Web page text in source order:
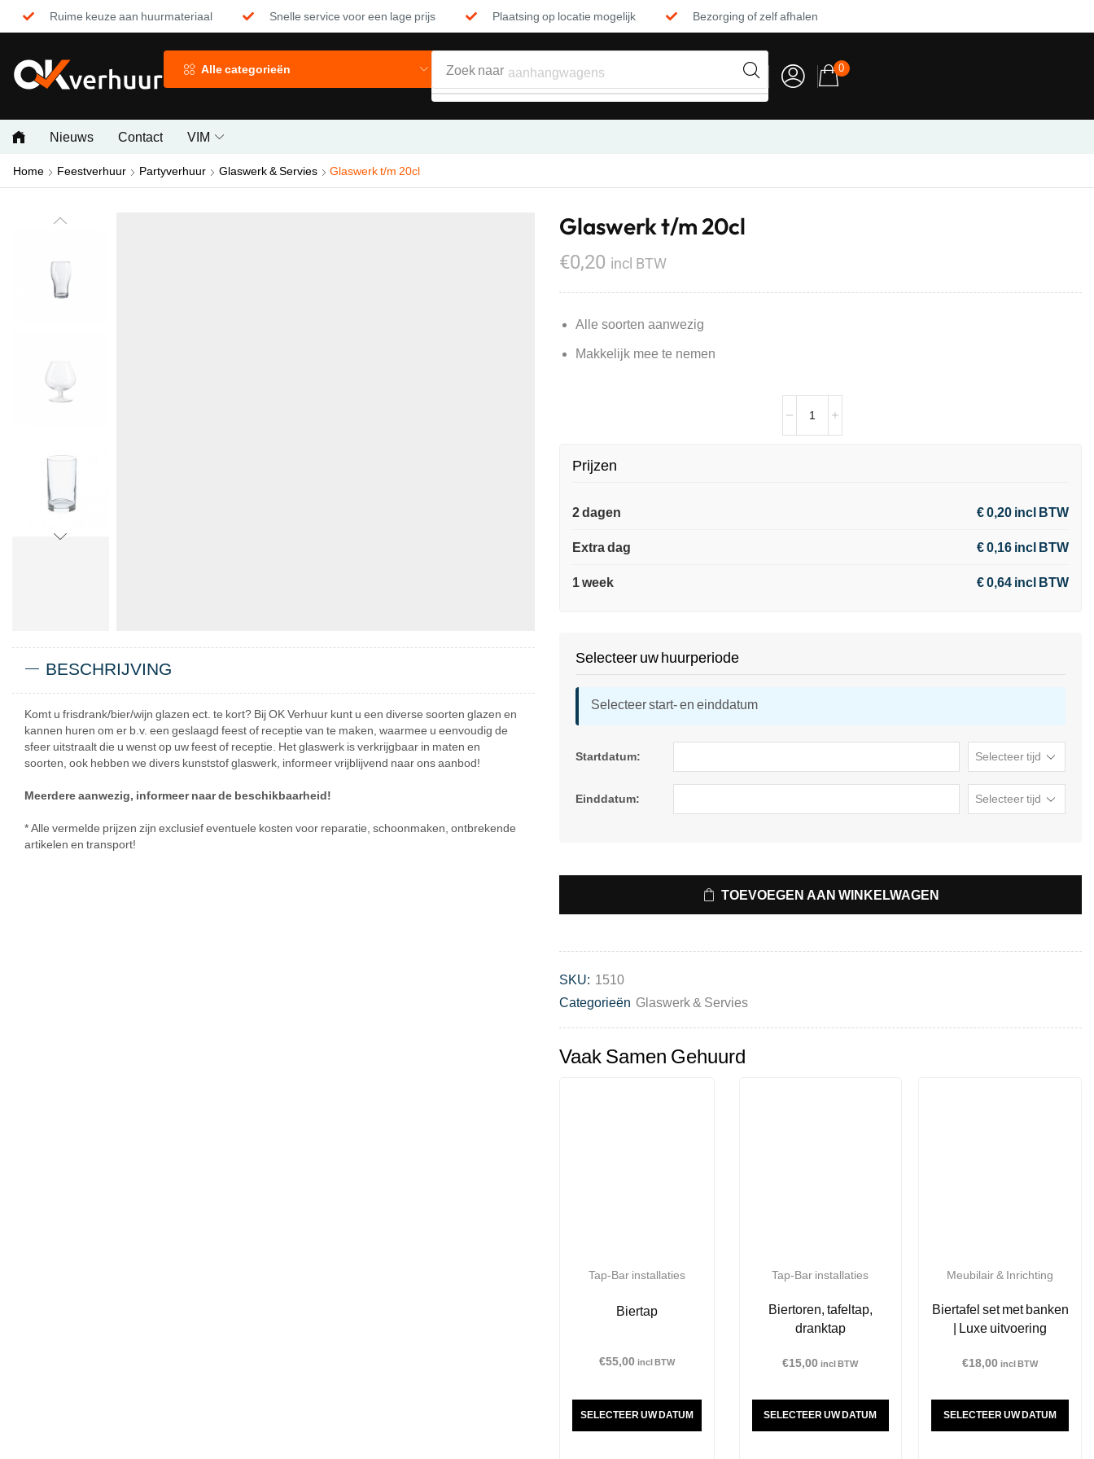
Ruime keuze aan huurmateriaal Snelle service voor een lage prijs Plaatsing op locatie mogelijk Bezorging of zelf afhalen
Alle categorieën Zoek naar aanhangwagens 0
Nieuws Contact VIM
Home Feestverhuur Partyverhuur Glaswerk & Servies Glaswerk t/m 20cl
BESCHRIJVING
Komt u frisdrank/bier/wijn glazen ect. te kort? Bij OK Verhuur kunt u een diverse soorten glazen en
kannen huren om er b.v. een geslaagd feest of receptie van te maken, waarmee u eenvoudig de
sfeer uitstraalt die u wenst op uw feest of receptie. Het glaswerk is verkrijgbaar in maten en
soorten, ook hebben we divers kunststof glaswerk, informeer vrijblijvend naar ons aanbod!
Meerdere aanwezig, informeer naar de beschikbaarheid!
* Alle vermelde prijzen zijn exclusief eventuele kosten voor reparatie, schoonmaken, ontbrekende
artikelen en transport!
Glaswerk t/m 20cl
€0,20 incl BTW
Alle soorten aanwezig
Makkelijk mee te nemen
Prijzen
2 dagen € 0,20 incl BTW
Extra dag € 0,16 incl BTW
1 week € 0,64 incl BTW
Selecteer uw huurperiode
Selecteer start- en einddatum
Startdatum:
Einddatum:
TOEVOEGEN AAN WINKELWAGEN
SKU: 1510
Categorieën Glaswerk & Servies
Vaak Samen Gehuurd
Tap-Bar installaties
Biertap
€55,00 incl BTW
SELECTEER UW DATUM
Tap-Bar installaties
Biertoren, tafeltap,
dranktap
€15,00 incl BTW
SELECTEER UW DATUM
Meubilair & Inrichting
Biertafel set met banken
| Luxe uitvoering
€18,00 incl BTW
SELECTEER UW DATUM